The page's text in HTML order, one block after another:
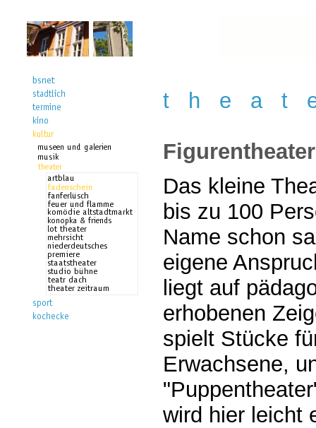
t h e a t
Das kleine
bis zu 100
Name schon
eigene
liegt auf
erhobenen
spielt Stücke
Erwachsene,
wird hier leicht